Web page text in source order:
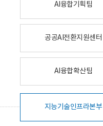
AI융합기획팀
공공AI전환지원센터
AI융합확산팀
지능기술인프라본부